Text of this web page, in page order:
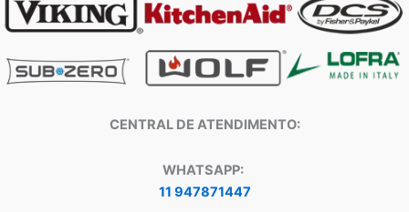
CENTRAL DE ATENDIMENTO:
WHATSAPP:
11 947871447